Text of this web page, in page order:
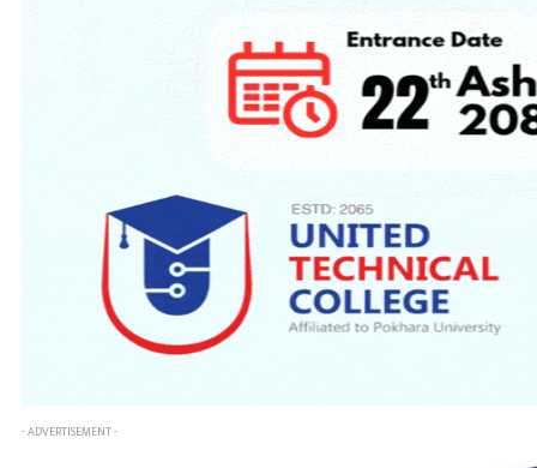
- ADVERTISEMENT -